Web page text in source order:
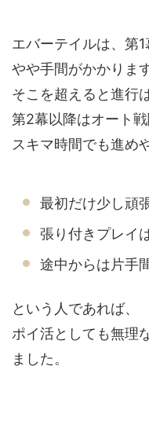
エバーテイルは、第
やや手間がかかりま
そこを超えると進行
第2幕以降はオート
スキマ時間でも進め
最初だけ少し頑
張り付きプレイ
途中からは片手
という人であれば、
ポイ活としても無理
ました。